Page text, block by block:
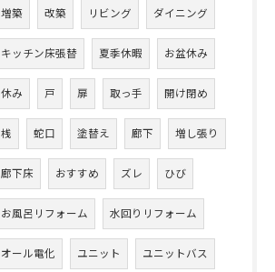
増築 改築 リビング ダイニング
キッチン床張替 夏季休暇 お盆休み
休み 戸 扉 取っ手 開け閉め
桟 蛇口 塗替え 廊下 増し張り
廊下床 おすすめ ズレ ひび
お風呂リフォーム 水回りリフォーム
オール電化 ユニット ユニットバス